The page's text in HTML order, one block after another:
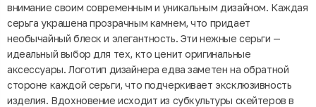
внимание своим современным и уникальным дизайном. Каждая
серьга украшена прозрачным камнем, что придает
необычайный блеск и элегантность. Эти нежные серьги —
идеальный выбор для тех, кто ценит оригинальные
аксессуары. Логотип дизайнера едва заметен на обратной
стороне каждой серьги, что подчеркивает эксклюзивность
изделия. Вдохновение исходит из субкультуры скейтеров в